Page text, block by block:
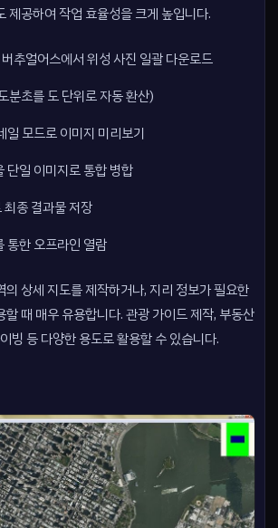
제공하여 작업 효율성을 크게 높입니다.
추얼어스에서 위성 사진 일괄 다운로드
분초를 도 단위로 자동 환산)
일 모드로 이미지 미리보기
단일 이미지로 통합 병합
종 결과물 저장
통한 오프라인 열람
의 상세 지도를 제작하거나, 지리 정보가 필요한
할 때 매우 유용합니다. 관광 가이드 제작, 부동산
빙 등 다양한 용도로 활용할 수 있습니다.